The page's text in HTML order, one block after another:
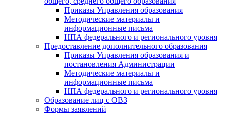
Приказы Управления образования
Методические материалы и
информационные письма
НПА федерального и регионального уровня
Предоставление дополнительного образования
Приказы Управления образования и
постановления Администрации
Методические материалы и
информационные письма
НПА федерального и регионального уровня
Образование лиц с ОВЗ
Формы заявлений